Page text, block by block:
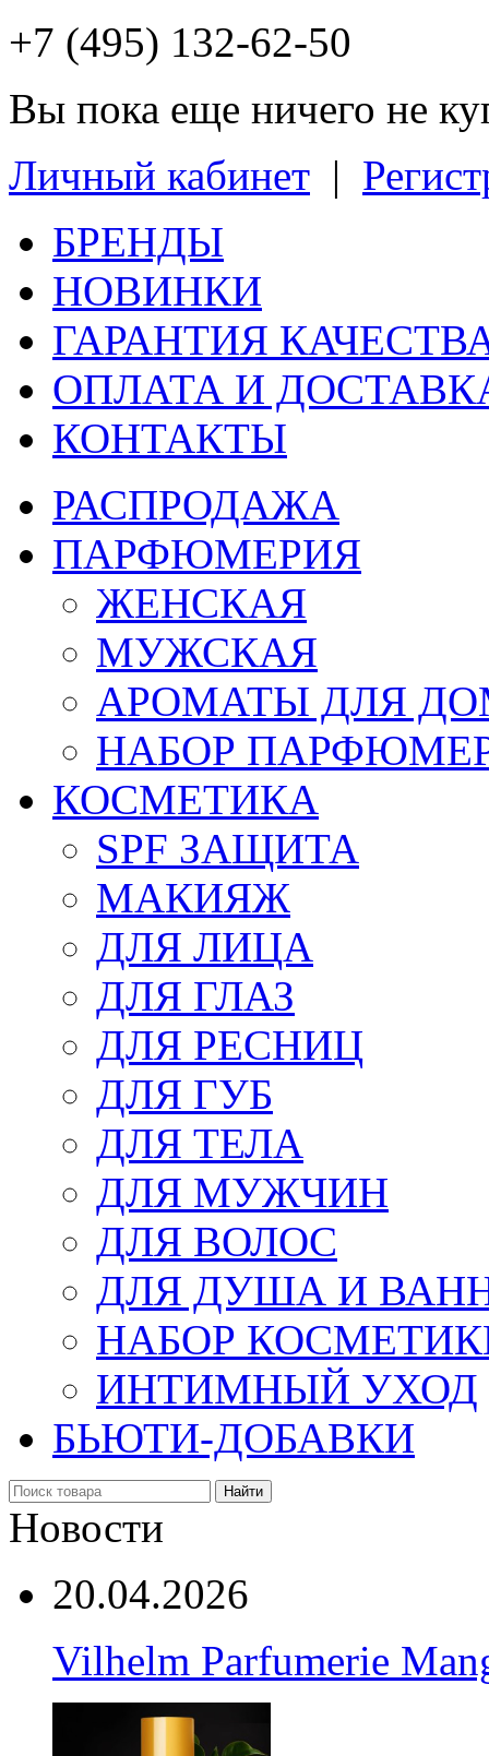
+7 (495) 132-62-50
Вы пока еще ничего не
Личный кабинет |
БРЕНДЫ
НОВИНКИ
ГАРАНТИЯ
ОПЛАТА И
КОНТАКТЫ
РАСПРОДАЖА
ПАРФЮМЕРИЯ
ЖЕНСКАЯ
МУЖСКАЯ
АРОМАТЫ ДЛЯ
НАБОР
КОСМЕТИКА
SPF ЗАЩИТА
МАКИЯЖ
ДЛЯ ЛИЦА
ДЛЯ ГЛАЗ
ДЛЯ РЕСНИЦ
ДЛЯ ГУБ
ДЛЯ ТЕЛА
ДЛЯ МУЖЧИН
ДЛЯ ВОЛОС
ДЛЯ ДУША И
НАБОР
ИНТИМНЫЙ УХОД
БЬЮТИ-ДОБАВКИ
Найти
Новости
20.04.2026
Vilhelm Parfumerie